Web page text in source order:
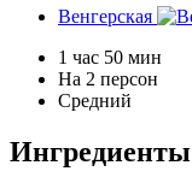
Венгерская
1 час 50 мин
На 2 персон
Средний
Ингредиенты